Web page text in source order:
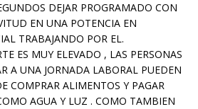
DEJAR PROGRAMADO CON
EN UNA POTENCIA EN
TRABAJANDO POR EL.
ES MUY ELEVADO , LAS PERSONAS
A UNA JORNADA LABORAL PUEDEN
COMPRAR ALIMENTOS Y PAGAR
AGUA Y LUZ . COMO TAMBIEN